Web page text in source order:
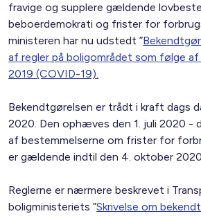
fravige og supplere gældende
beboerdemokrati og frister for
ministeren har nu udstedt ”
af regler på boligområdet som følge
2019 (COVID-19).
Bekendtgørelsen er trådt i kraft dags
2020. Den ophæves den 1. juli 2020 -
af bestemmelserne om frister for
er gældende indtil den 4. oktober
Reglerne er nærmere beskrevet i
boligministeriets ”Skrivelse om